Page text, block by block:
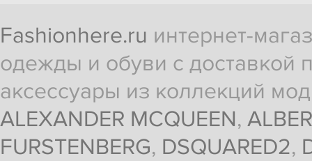
Fashionhere.ru интернет-
одежды и обуви с доставкой
аксессуары из коллекций
ALEXANDER MCQUEEN,
FURSTENBERG, DSQUARED2,